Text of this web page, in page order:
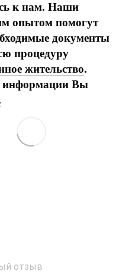
к нам. Наши
опытом помогут
документы
процедуру
жительство.
информации Вы
отзыв